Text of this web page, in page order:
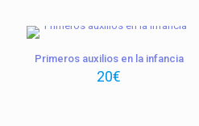
Primeros auxilios en la infancia
20€